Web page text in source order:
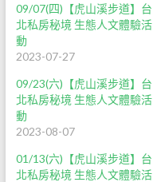
09/07(四)【虎山溪步道】台
北私房秘境 生態人文體驗活
動
2023-07-27
09/23(六)【虎山溪步道】台
北私房秘境 生態人文體驗活
動
2023-08-07
01/13(六)【虎山溪步道】台
北私房秘境 生態人文體驗活